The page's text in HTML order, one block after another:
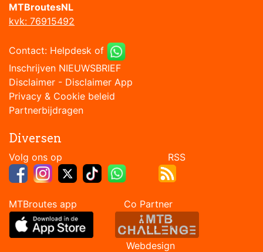
MTBroutesNL
kvk: 76915492
Contact: Helpdesk of
Inschrijven NIEUWSBRIEF
Disclaimer - Disclaimer App
Privacy & Cookie beleid
Partnerbijdragen
Diversen
Volg ons op RSS
MTBroutes app Co Partner
Webdesign